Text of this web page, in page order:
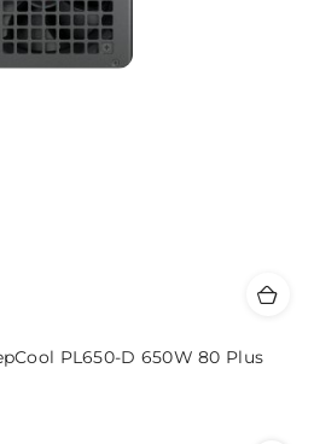
PL650-D 650W 80 Plus